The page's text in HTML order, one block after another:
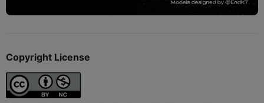
Copyright License